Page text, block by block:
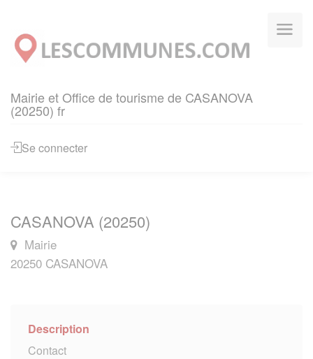
Mairie et Office de tourisme de CASANOVA
(20250) fr
Se connecter
CASANOVA (20250)
Mairie
20250 CASANOVA
Description
Contact